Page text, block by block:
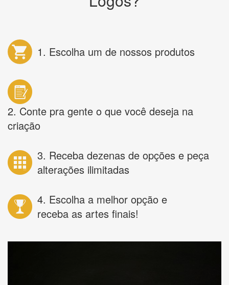
1. Escolha um de nossos produtos
2. Conte pra gente o que você deseja na
criação
3. Receba dezenas de opções e peça
alterações ilimitadas
4. Escolha a melhor opção e
receba as artes finais!